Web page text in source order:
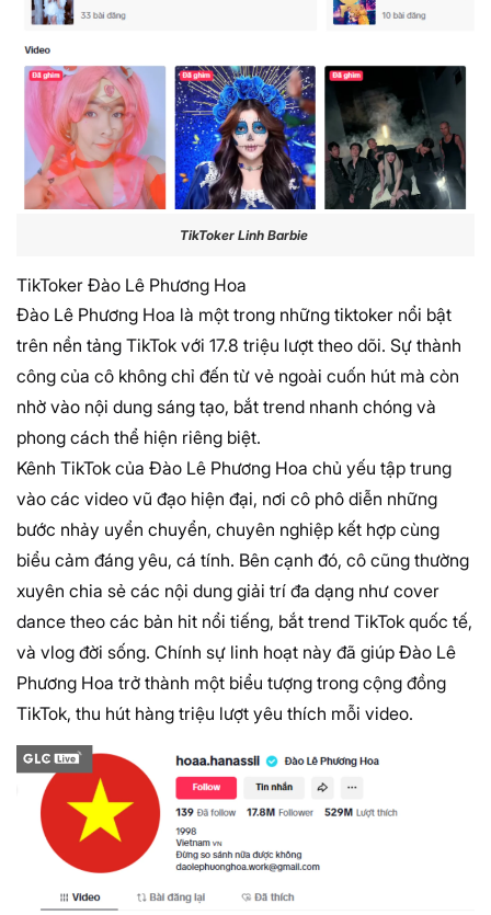
TikToker Linh Barbie
TikToker Đào Lê Phương Hoa
Đào Lê Phương Hoa là một trong những tiktoker nổi bật
trên nền tảng TikTok với 17.8 triệu lượt theo dõi. Sự thành
công của cô không chỉ đến từ vẻ ngoài cuốn hút mà còn
nhờ vào nội dung sáng tạo, bắt trend nhanh chóng và
phong cách thể hiện riêng biệt.
Kênh TikTok của Đào Lê Phương Hoa chủ yếu tập trung
vào các video vũ đạo hiện đại, nơi cô phô diễn những
bước nhảy uyển chuyển, chuyên nghiệp kết hợp cùng
biểu cảm đáng yêu, cá tính. Bên cạnh đó, cô cũng thường
xuyên chia sẻ các nội dung giải trí đa dạng như cover
dance theo các bản hit nổi tiếng, bắt trend TikTok quốc tế,
và vlog đời sống. Chính sự linh hoạt này đã giúp Đào Lê
Phương Hoa trở thành một biểu tượng trong cộng đồng
TikTok, thu hút hàng triệu lượt yêu thích mỗi video.